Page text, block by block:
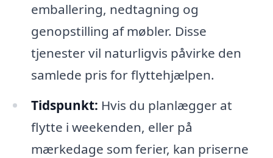
emballering, nedtagning og
genopstilling af møbler. Disse
tjenester vil naturligvis påvirke den
samlede pris for flyttehjælpen.
Tidspunkt: Hvis du planlægger at
flytte i weekenden, eller på
mærkedage som ferier, kan priserne